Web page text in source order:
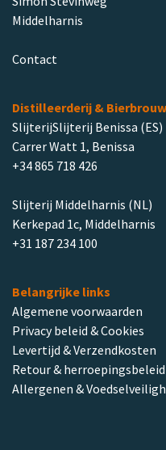
Middelharnis
Contact
Distilleerderij &
SlijterijSlijterij Benissa (ES)
Carrer Watt 1, Benissa
+34 865 718 426
Slijterij Middelharnis (NL)
Kerkepad 1c, Middelharnis
+31 187 234 100
Belangrijke links
Algemene voorwaarden
Privacy beleid & Cookies
Levertijd & Verzendkosten
Retour & herroepingsbeleid
Allergenen &